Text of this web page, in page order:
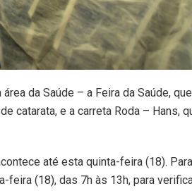
da Saúde – a Feira da Saúde, que
catarata, e a carreta Roda – Hans,
até esta quinta-feira (18).
feira (18), das 7h às 13h, para